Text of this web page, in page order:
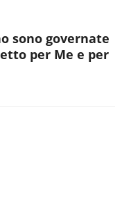
sono governate
per Me e per